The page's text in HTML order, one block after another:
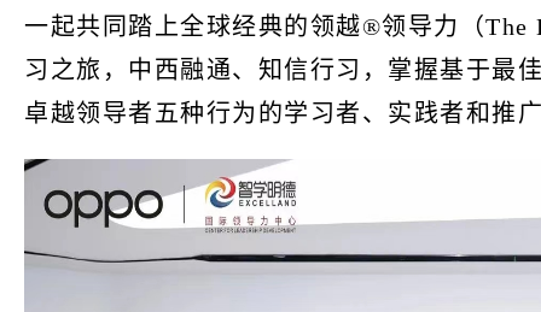
一起共同踏上全球经典的领越®领导力（
习之旅，中西融通、知信行习，掌握基于最
卓越领导者五种行为的学习者、实践者和推